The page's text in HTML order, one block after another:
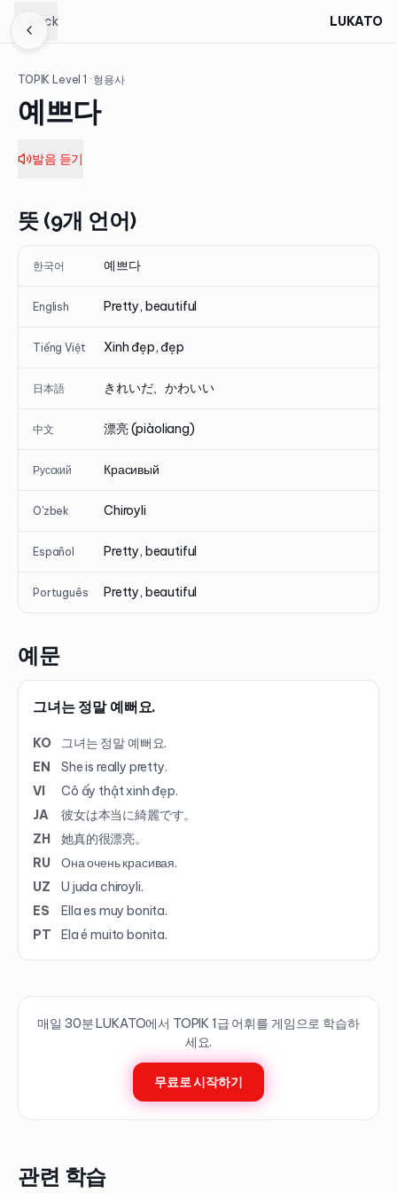
Back LUKATO
TOPIK Level1 · 형용사
예쁘다
발음 듣기
뜻 (9개 언어)
한국어 예쁘다
English Pretty, beautiful
Tiếng Việt Xinh đẹp, đẹp
日本語 きれいだ、かわいい
中文 漂亮 (piàoliang)
Русский Красивый
O'zbek Chiroyli
Español Pretty, beautiful
Português Pretty, beautiful
예문
그녀는 정말 예뻐요.
KO
그녀는 정말 예뻐요.
EN
She is really pretty.
VI
Cô ấy thật xinh đẹp.
JA
彼女は本当に綺麗です。
ZH
她真的很漂亮。
RU
Она очень красивая.
UZ
U juda chiroyli.
ES
Ella es muy bonita.
PT
Ela é muito bonita.
매일 30분 LUKATO에서 TOPIK 1급 어휘를 게임으로 학습하
세요.
무료로 시작하기
관련 학습